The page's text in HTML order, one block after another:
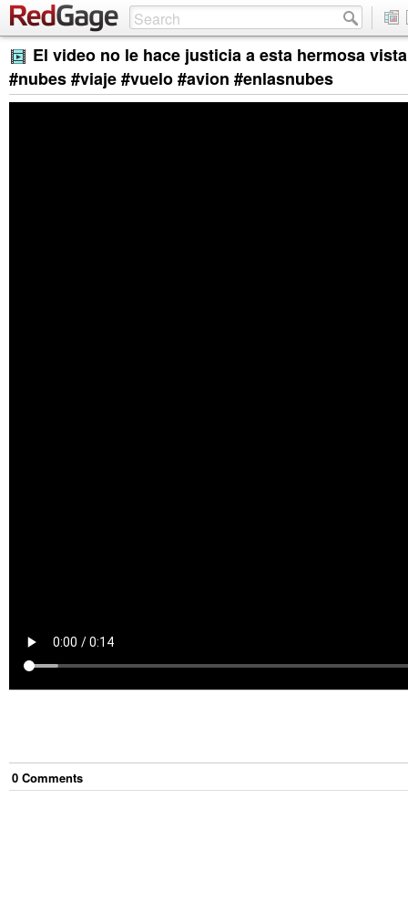
El video no le hace justicia a esta hermosa
#nubes #viaje #vuelo #avion #enlasnubes
0 Comments